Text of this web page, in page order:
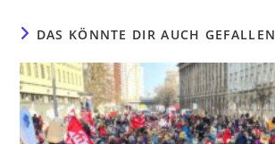
DAS KÖNNTE DIR AUCH GEFALLEN